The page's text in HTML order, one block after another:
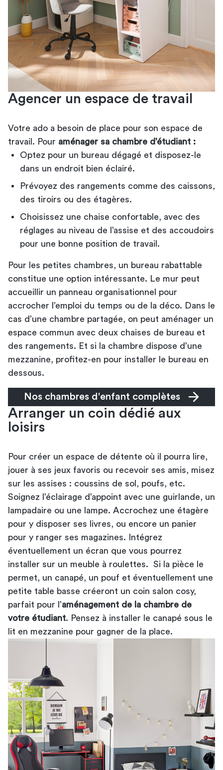
Agencer un espace de travail
Votre ado a besoin de place pour son espace de
travail. Pour aménager sa chambre d’étudiant :
Optez pour un bureau dégagé et disposez-le
dans un endroit bien éclairé.
Prévoyez des rangements comme des caissons,
des tiroirs ou des étagères.
Choisissez une chaise confortable, avec des
réglages au niveau de l’assise et des accoudoirs
pour une bonne position de travail.
Pour les petites chambres, un bureau rabattable
constitue une option intéressante. Le mur peut
accueillir un panneau organisationnel pour
accrocher l’emploi du temps ou de la déco. Dans le
cas d’une chambre partagée, on peut aménager un
espace commun avec deux chaises de bureau et
des rangements. Et si la chambre dispose d’une
mezzanine, profitez-en pour installer le bureau en
dessous.
Nos chambres d'enfant complètes
Arranger un coin dédié aux
loisirs
Pour créer un espace de détente où il pourra lire,
jouer à ses jeux favoris ou recevoir ses amis, misez
sur les assises : coussins de sol, poufs, etc.
Soignez l’éclairage d’appoint avec une guirlande, un
lampadaire ou une lampe. Accrochez une étagère
pour y disposer ses livres, ou encore un panier
pour y ranger ses magazines. Intégrez
éventuellement un écran que vous pourrez
installer sur un meuble à roulettes. Si la pièce le
permet, un canapé, un pouf et éventuellement une
petite table basse créeront un coin salon cosy,
parfait pour l’aménagement de la chambre de
votre étudiant. Pensez à installer le canapé sous le
lit en mezzanine pour gagner de la place.